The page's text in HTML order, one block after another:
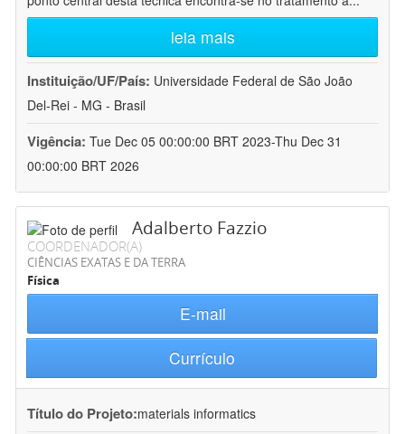
leia mais
Instituição/UF/País: Universidade Federal de São João
Del-Rei - MG - Brasil
Vigência: Tue Dec 05 00:00:00 BRT 2023-Thu Dec 31
00:00:00 BRT 2026
Adalberto Fazzio
COORDENADOR(A)
CIÊNCIAS EXATAS E DA TERRA
Física
E-mail
Currículo
Título do Projeto:materials informatics